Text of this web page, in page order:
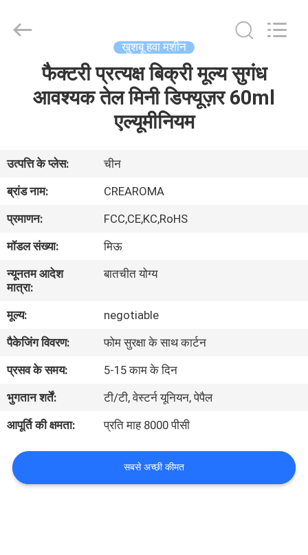
वीडियो
दिखाएँ
हमारे
बारे
में
कारखाना
भ्रमण
गुणवत्ता
नियंत्रण
Market.
खुशबू हवा मशीन
फैक्टरी प्रत्यक्ष बिक्री मूल्य सुगंध
आवश्यक तेल मिनी डिफ्यूज़र 60ml
एल्यूमीनियम
उत्पत्ति के प्लेस:
चीन
ब्रांड नाम:
CREAROMA
प्रमाणन:
FCC,CE,KC,RoHS
मॉडल संख्या:
मिऊ
न्यूनतम आदेश
मात्रा:
बातचीत योग्य
मूल्य:
negotiable
पैकेजिंग विवरण:
फोम सुरक्षा के साथ कार्टन
प्रसव के समय:
5-15 काम के दिन
भुगतान शर्तें:
टी/टी, वेस्टर्न यूनियन, पेपैल
आपूर्ति की क्षमता:
प्रति माह 8000 पीसी
सबसे अच्छी कीमत